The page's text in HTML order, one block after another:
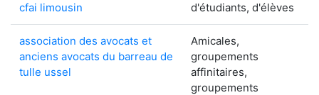
cfai limousin
d'étudiants, d'élèves
association des avocats et
anciens avocats du barreau de
tulle ussel
Amicales,
groupements
affinitaires,
groupements